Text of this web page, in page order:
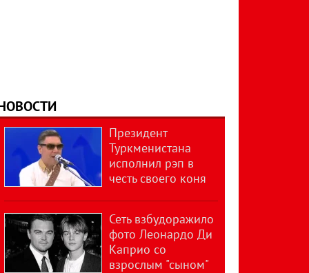
Президент
Туркменистана
исполнил рэп в
честь своего коня
Сеть взбудоражило
фото Леонардо Ди
Каприо со
взрослым "сыном"